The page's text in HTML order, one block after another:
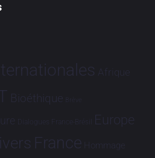
Afrique
Bioéthique Brève
Dialogues France-Brésil Europe
France Hommage